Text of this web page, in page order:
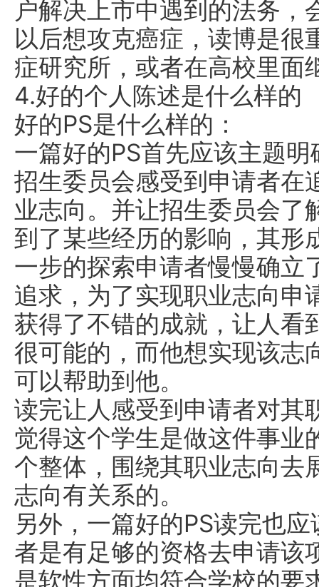
户解决上市中遇到的法务
以后想攻克癌症，读博是很
症研究所，或者在高校里面
4.好的个人陈述是什么样的
好的PS是什么样的：
一篇好的PS首先应该主题
招生委员会感受到申请者在
业志向。并让招生委员会了
到了某些经历的影响，其形
一步的探索申请者慢慢确立
追求，为了实现职业志向申
获得了不错的成就，让人看
很可能的，而他想实现该志
可以帮助到他。
读完让人感受到申请者对其
觉得这个学生是做这件事业
个整体，围绕其职业志向去
志向有关系的。
另外，一篇好的PS读完也
者是有足够的资格去申请该
是软性方面均符合学校的要